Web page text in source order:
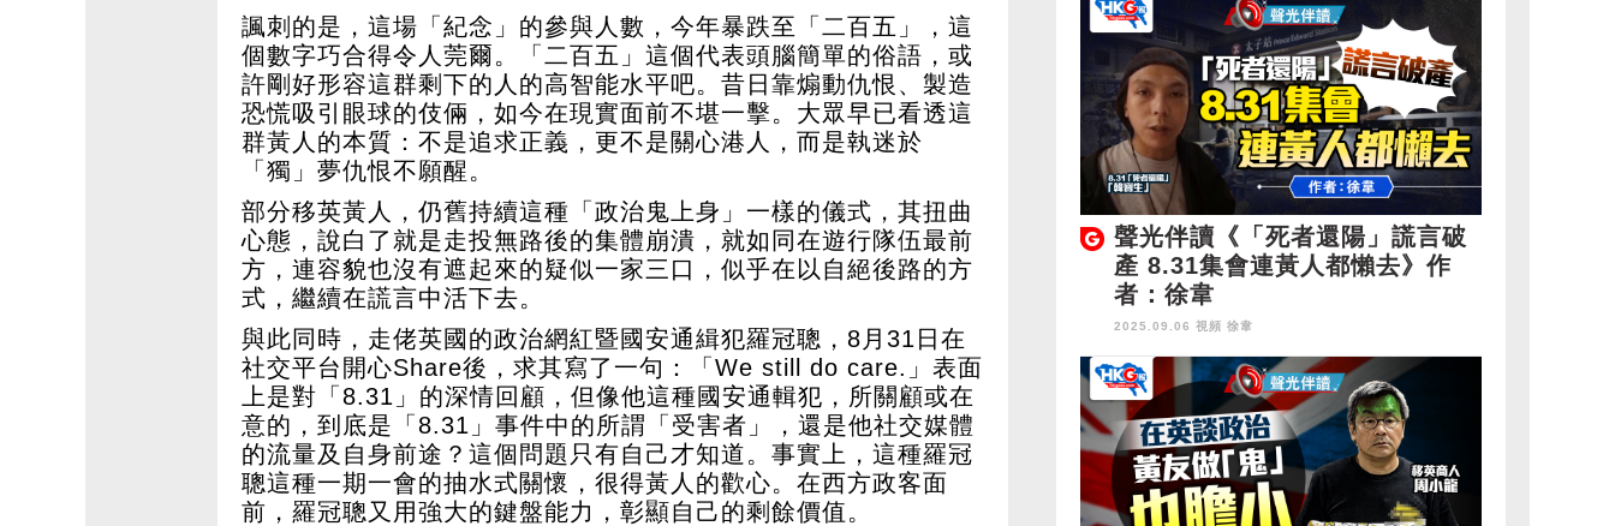
諷刺的是，這場「紀念」的參與人數，今年暴跌至「二百五」，這
個數字巧合得令人莞爾。「二百五」這個代表頭腦簡單的俗語，或
許剛好形容這群剩下的人的高智能水平吧。昔日靠煽動仇恨、製造
恐慌吸引眼球的伎倆，如今在現實面前不堪一擊。大眾早已看透這
群黃人的本質：不是追求正義，更不是關心港人，而是執迷於
「獨」夢仇恨不願醒。
部分移英黃人，仍舊持續這種「政治鬼上身」一樣的儀式，其扭曲
心態，說白了就是走投無路後的集體崩潰，就如同在遊行隊伍最前
方，連容貌也沒有遮起來的疑似一家三口，似乎在以自絕後路的方
式，繼續在謊言中活下去。
與此同時，走佬英國的政治網紅暨國安通緝犯羅冠聰，8月31日在
社交平台開心Share後，求其寫了一句：「We still do care.」表面
上是對「8.31」的深情回顧，但像他這種國安通輯犯，所關顧或在
意的，到底是「8.31」事件中的所謂「受害者」，還是他社交媒體
的流量及自身前途？這個問題只有自己才知道。事實上，這種羅冠
聰這種一期一會的抽水式關懷，很得黃人的歡心。在西方政客面
前，羅冠聰又用強大的鍵盤能力，彰顯自己的剩餘價值。
聲光伴讀《「死者還陽」謊言破
產 8.31集會連黃人都懶去》作
者：徐韋
2025.09.06 視頻 徐韋